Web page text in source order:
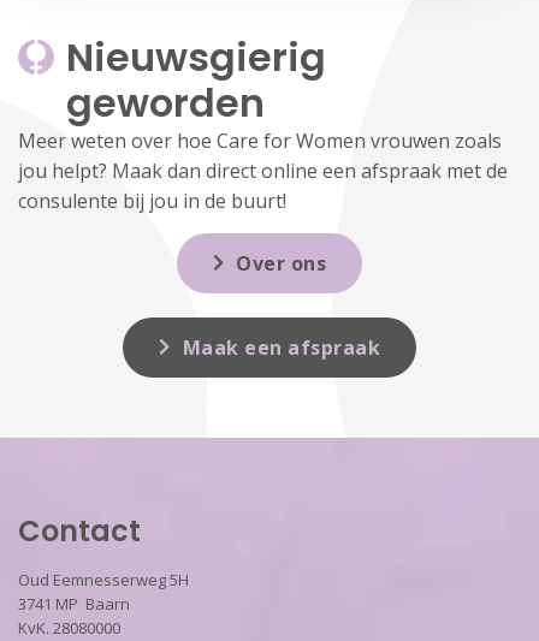
Nieuwsgierig
geworden
Meer weten over hoe Care for Women vrouwen zoals
jou helpt? Maak dan direct online een afspraak met de
consulente bij jou in de buurt!
Over ons
Maak een afspraak
Contact
Oud Eemnesserweg 5H
3741 MP Baarn
KvK. 28080000